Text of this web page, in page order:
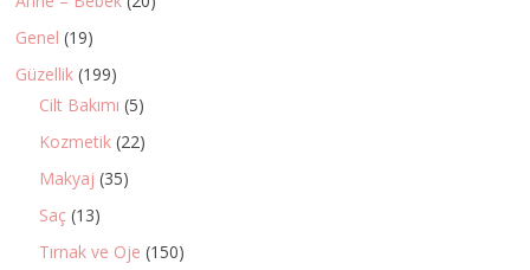
Genel (19)
Güzellik (199)
Cilt Bakımı (5)
Kozmetik (22)
Makyaj (35)
Saç (13)
Tırnak ve Oje (150)